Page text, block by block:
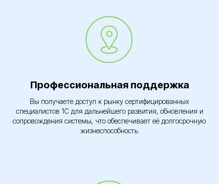
Профессиональная поддержка
Вы получаете доступ к рынку сертифицированных
специалистов 1С для дальнейшего развития, обновления и
сопровождения системы, что обеспечивает её долгосрочную
жизнеспособность.